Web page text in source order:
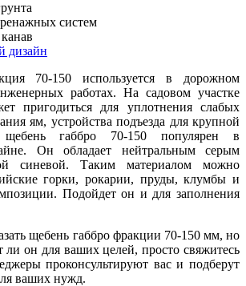
систем
дизайн
70-150 используется в дорожном
работах. На садовом участке
пригодиться для уплотнения слабых
ям, устройства подъезда для крупной
габбро 70-150 популярен в
Он обладает нейтральным серым
синевой. Таким материалом можно
горки, рокарии, пруды, клумбы и
Подойдет он и для заполнения
щебень габбро фракции 70-150 мм, но
ли он для ваших целей, просто свяжитесь
проконсультируют вас и подберут
ваших нужд.